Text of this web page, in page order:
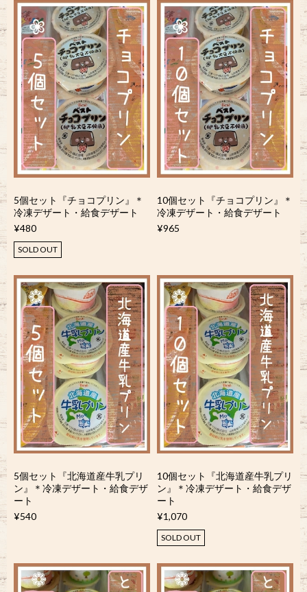
5個セット『チョコプリン』＊
冷凍デザート・給食デザート
¥480
SOLD OUT
10個セット『チョコプリン』＊
冷凍デザート・給食デザート
¥965
5個セット『北海道産牛乳プリ
ン』＊冷凍デザート・給食デザ
ート
¥540
10個セット『北海道産牛乳プリ
ン』＊冷凍デザート・給食デザ
ート
¥1,070
SOLD OUT